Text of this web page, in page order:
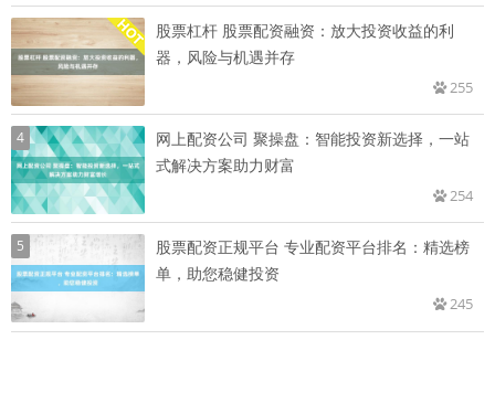
股票杠杆 股票配资融资：放大投资收益的利
器，风险与机遇并存
255
4
网上配资公司 聚操盘：智能投资新选择，一站
式解决方案助力财富
254
5
股票配资正规平台 专业配资平台排名：精选榜
单，助您稳健投资
245